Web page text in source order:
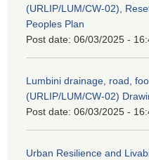
(URLIP/LUM/CW-02),
Peoples Plan
Post date: 06/03/2025 -
Lumbini drainage, road,
(URLIP/LUM/CW-02)
Post date: 06/03/2025 -
Urban Resilience and